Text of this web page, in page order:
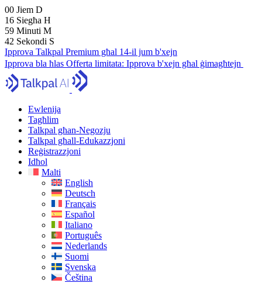
00 Jiem D
16 Siegħa H
59 Minuti M
41 Sekondi S
Ipprova Talkpal Premium għal 14-il jum b'xejn
Ipprova bla ħlas Offerta limitata: Ipprova b'xejn għal ġimagħtejn
Ewlenija
Tagħlim
Talkpal għan-Negozju
Talkpal għall-Edukazzjoni
Reġistrazzjoni
Idħol
Malti
English
Deutsch
Français
Español
Italiano
Português
Nederlands
Suomi
Svenska
Čeština